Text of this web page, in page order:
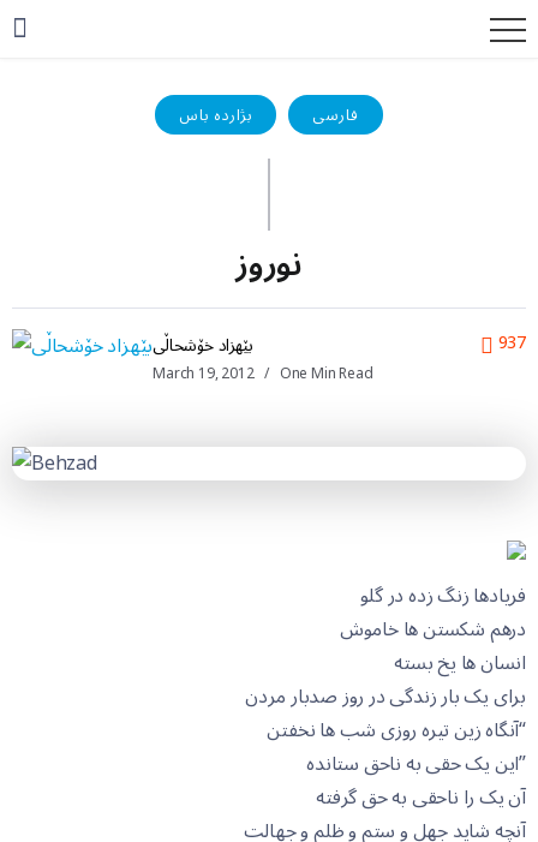
بژاردە باس فارسی
نوروز
بێهزاد خۆشحاڵی
March 19, 2012 One Min Read
937
فریادها زنگ زده در گلو
درهم شکستن ها خاموش
انسان ها یخ بسته
برای یک بار زندگی در روز صدبار مردن
“آنگاه زین تیره روزی شب ها نخفتن
”این یک حقی به ناحق ستانده
آن یک را ناحقی به حق گرفته
آنچه شاید جهل و ستم و ظلم و جهالت